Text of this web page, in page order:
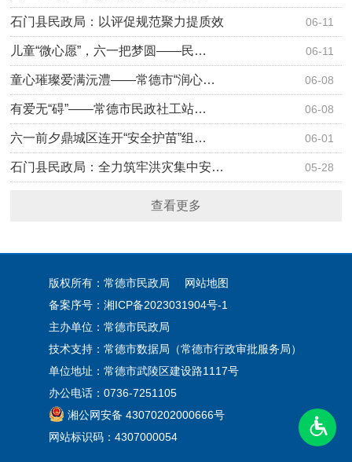
06-11
石门县民政局：以评促规范聚力提质效
06-11
儿童“微心愿”，六一把梦圆——民…
06-08
童心璀璨爱满沅澧——常德市“润心…
06-08
有爱无“碍”——常德市民政社工站…
06-01
六一前夕鼎城区连开“安全护苗”组…
05-28
石门县民政局：全力筑牢洪灾集中安…
查看更多
版权所有：常德市民政局
网站地图
备案序号： 湘ICP备2023031904号-1
主办单位：常德市民政局
技术支持：常德市数据局（常德市行政审批服务局）
单位地址：常德市武陵区建设路1117号
办公电话：0736-7251105
湘公网安备 43070202000666号
网站标识码：4307000054